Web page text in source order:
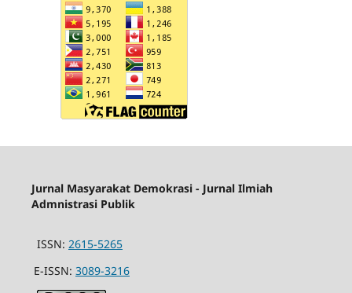
Jurnal Masyarakat Demokrasi - Jurnal Ilmiah
Admnistrasi Publik
ISSN: 2615-5265
E-ISSN: 3089-3216